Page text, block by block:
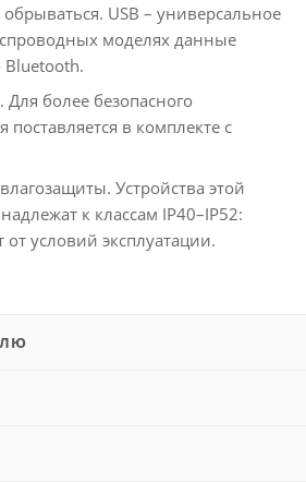
USB – универсальное
моделях данные
Bluetooth.
Для более безопасного
поставляется в комплекте с
Устройства этой
к классам IP40–IP52:
условий эксплуатации.